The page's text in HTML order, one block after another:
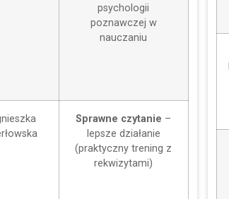
psychologii
poznawczej w
nauczaniu
Sprawne czytanie –
lepsze działanie
(praktyczny trening z
rekwizytami)